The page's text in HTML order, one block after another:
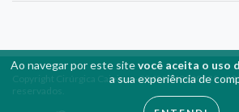
Ao navegar por este sitevocê aceita o uso
a sua experiência de
Copyright Cirúrgica Caieiras - 25452043000139 -
reservados.